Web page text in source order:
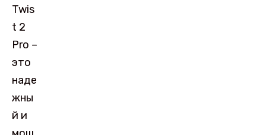
Twis
t 2
Pro –
это
наде
жны
й и